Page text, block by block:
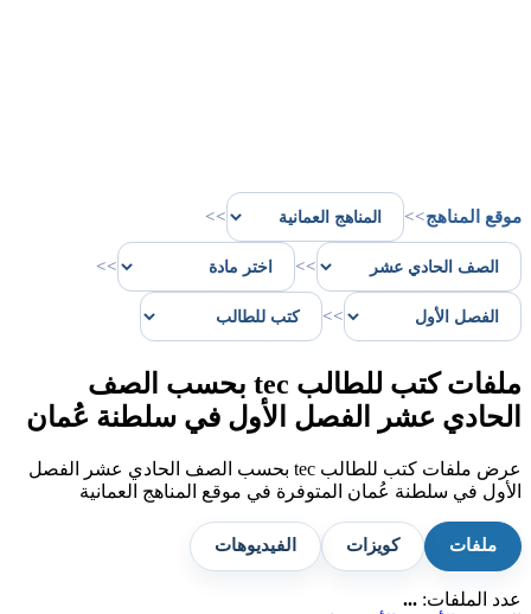
موقع المناهج>>
>>
>>
>>
>>
ملفات كتب للطالب tec بحسب الصف
الحادي عشر الفصل الأول في سلطنة عُمان
عرض ملفات كتب للطالب tec بحسب الصف الحادي عشر الفصل
الأول في سلطنة عُمان المتوفرة في موقع المناهج العمانية
ملفات كويزات الفيديوهات
عدد الملفات: ...